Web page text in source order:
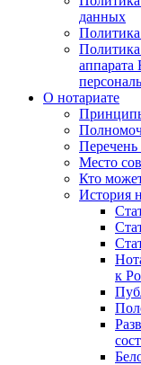
данных
О нотариате
Перечень
Место
Кто
История
к